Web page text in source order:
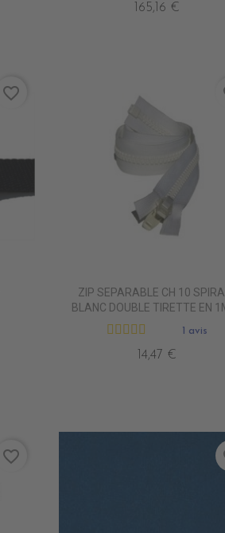
165,16 €
favorite_border
ZIP SEPARABLE CH 10
BLANC DOUBLE TIRETTE EN
1 avis
14,47 €
favorite_border